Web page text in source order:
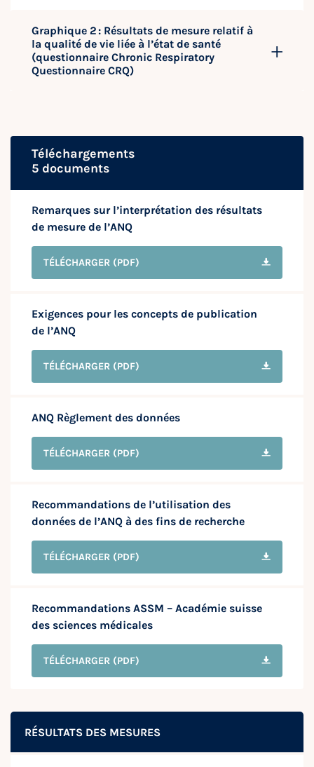
RÉSULTATS DES MESURES
Graphique 2 : Résultats de mesure relatif à
la qualité de vie liée à l’état de santé
(questionnaire Chronic Respiratory
Questionnaire CRQ)
Téléchargements
5 documents
Remarques sur l’interprétation des résultats
de mesure de l’ANQ
TÉLÉCHARGER (PDF)
Exigences pour les concepts de publication
de l’ANQ
TÉLÉCHARGER (PDF)
ANQ Règlement des données
TÉLÉCHARGER (PDF)
Recommandations de l’utilisation des
données de l’ANQ à des fins de recherche
TÉLÉCHARGER (PDF)
Recommandations ASSM – Académie suisse
des sciences médicales
TÉLÉCHARGER (PDF)